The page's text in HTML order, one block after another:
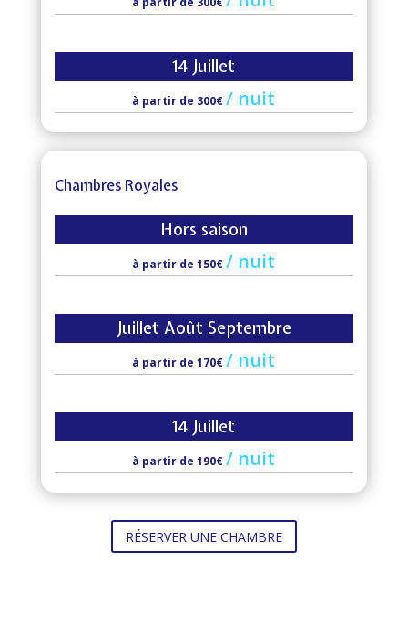
14 Juillet
à partir de 300€/ nuit
Chambres Royales
Hors saison
à partir de 150€/ nuit
Juillet Août Septembre
à partir de 170€/ nuit
14 Juillet
à partir de 190€/ nuit
RÉSERVER UNE CHAMBRE